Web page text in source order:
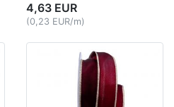
4,63 EUR
(0,23 EUR/m)